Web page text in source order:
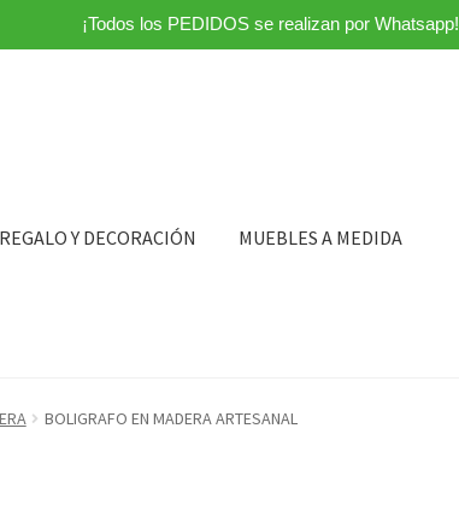
¡Todos los PEDIDOS se realizan por Whatsapp!
Y DECORACIÓN MUEBLES A MEDIDA
BOLIGRAFO EN MADERA ARTESANAL